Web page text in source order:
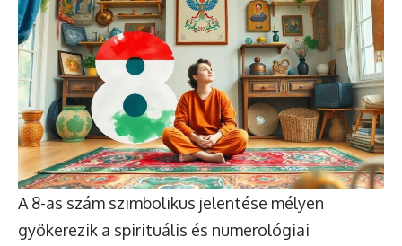
A 8-as szám szimbolikus jelentése mélyen
gyökerezik a spirituális és numerológiai